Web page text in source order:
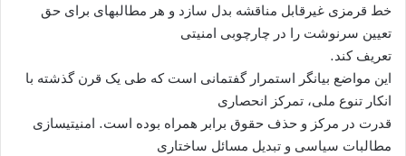
خط قرمزی غيرقابل مناقشه بدل سازد و هر مطالبهای برای حق
تعيين سرنوشت را در چارچوبی امنيتی
تعريف کند.
اين مواضع بيانگر استمرار گفتمانی است که طی يک قرن گذشته با
انکار تنوع ملی، تمرکز انحصاری
قدرت در مرکز و حذف حقوق برابر همراه بوده است. امنيتیسازی
مطالبات سياسی و تبديل مسائل ساختاری